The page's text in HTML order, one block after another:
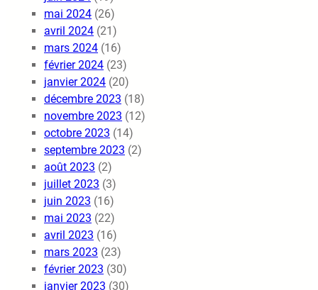
mai 2024 (26)
avril 2024 (21)
mars 2024 (16)
février 2024 (23)
janvier 2024 (20)
décembre 2023 (18)
novembre 2023 (12)
octobre 2023 (14)
septembre 2023 (2)
août 2023 (2)
juillet 2023 (3)
juin 2023 (16)
mai 2023 (22)
avril 2023 (16)
mars 2023 (23)
février 2023 (30)
janvier 2023 (30)